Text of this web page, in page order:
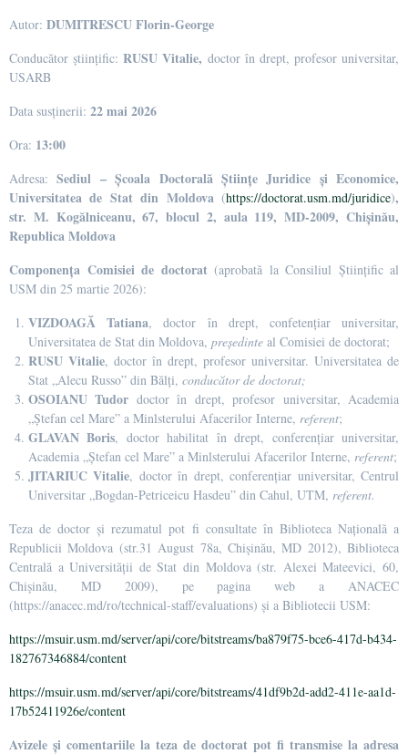
Autor: DUMITRESCU Florin-George
Conducător științific: RUSU Vitalie, doctor în drept, profesor universitar,
USARB
Data susținerii: 22 mai 2026
Ora: 13:00
Adresa:Sediul – Școala Doctorală Științe Juridice și Economice,
Universitatea de Stat din Moldova (https://doctorat.usm.md/juridice),
str. M. Kogălniceanu, 67, blocul 2, aula 119, MD-2009, Chișinău,
Republica Moldova
Componența Comisiei de doctorat (aprobată la Consiliul Științific al
USM din 25 martie 2026):
VIZDOAGĂ Tatiana, doctor în drept, confetențiar universitar,
Universitatea de Stat din Moldova, președinte al Comisiei de doctorat;
RUSU Vitalie, doctor în drept, profesor universitar. Universitatea de
Stat „Alecu Russo” din Bălți, conducător de doctorat;
OSOIANU Tudor doctor în drept, profesor universitar, Academia
„Ștefan cel Mare” a Minlsterului Afacerilor Interne, referent;
GLAVAN Boris, doctor habilitat în drept, conferențiar universitar,
Academia „Ștefan cel Mare” a Minlsterului Afacerilor Interne, referent;
JITARIUC Vitalie, doctor în drept, conferențiar universitar, Centrul
Universitar „Bogdan-Petriceicu Hasdeu” din Cahul, UTM, referent.
Teza de doctor și rezumatul pot fi consultate în Biblioteca Națională a
Republicii Moldova (str.31 August 78a, Chișinău, MD 2012), Biblioteca
Centrală a Universității de Stat din Moldova (str. Alexei Mateevici, 60,
Chișinău, MD 2009), pe pagina web a ANACEC
(https://anacec.md/ro/technical-staff/evaluations) și a Bibliotecii USM:
https://msuir.usm.md/server/api/core/bitstreams/ba879f75-bce6-417d-b434-
182767346884/content
https://msuir.usm.md/server/api/core/bitstreams/41df9b2d-add2-411e-aa1d-
17b52411926e/content
Avizele și comentariile la teza de doctorat pot fi transmise la adresa